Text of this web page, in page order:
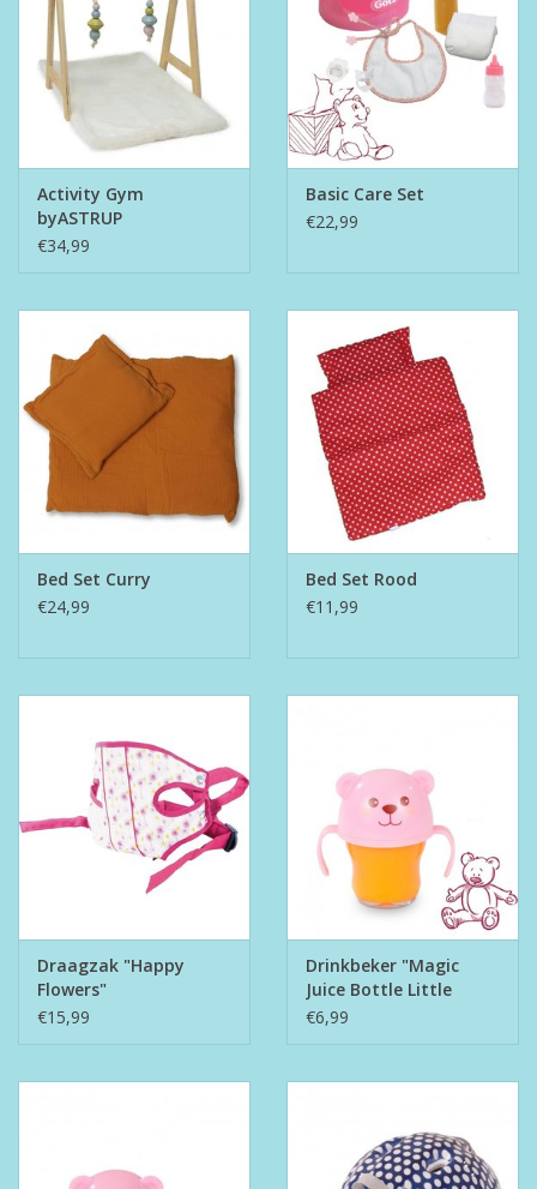
Wens & Postkaarten
Feest
Activity Gym
byASTRUP
€34,99
Basic Care Set
€22,99
Bed Set Curry
€24,99
Bed Set Rood
€11,99
Draagzak "Happy
Flowers"
€15,99
Drinkbeker "Magic
Juice Bottle Little
Bear"
€6,99